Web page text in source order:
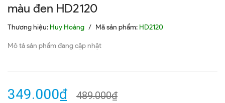
màu đen HD2120
Thương hiệu: Huy Hoàng / Mã sản phẩm: HD2120
Mô tả sản phẩm đang cập nhật
349.000₫ 489.000₫